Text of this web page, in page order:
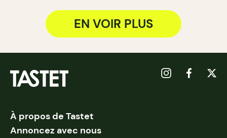
EN VOIR PLUS
À propos de Tastet
Annoncez avec nous